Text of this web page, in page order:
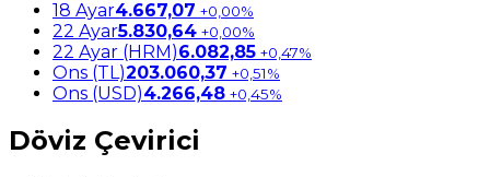
18 Ayar4.667,07 +0,00%
22 Ayar5.830,64 +0,00%
22 Ayar (HRM)6.082,85 +0,47%
Ons (TL)203.060,37 +0,51%
Ons (USD)4.266,48 +0,45%
Döviz Çevirici